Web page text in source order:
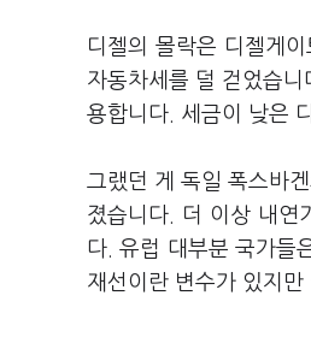
디젤의 몰락은 디젤게
자동차세를 덜 걷었습
용합니다. 세금이 낮은
그랬던 게 독일 폭스바
졌습니다. 더 이상 내연
다. 유럽 대부분 국가들
재선이란 변수가 있지